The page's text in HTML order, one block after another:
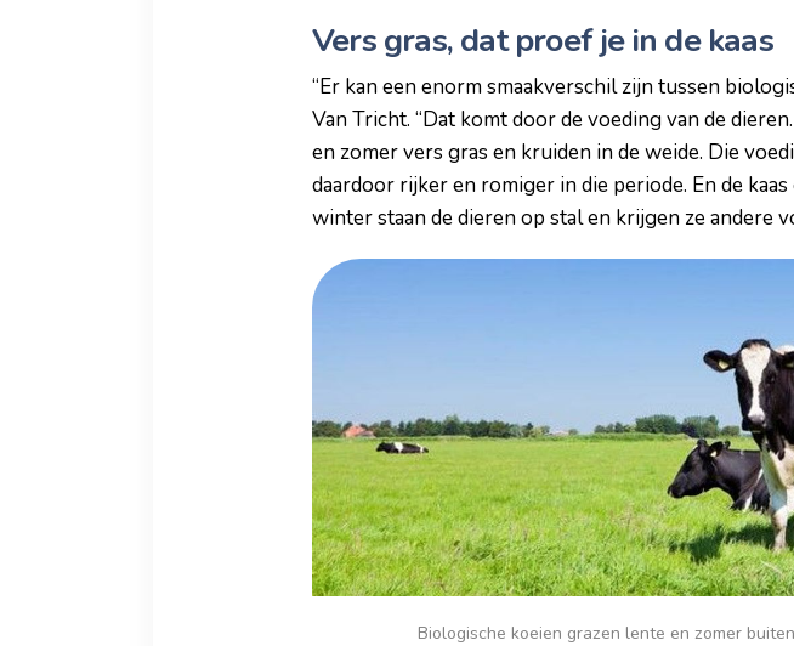
Vers gras, dat proef je in de kaas
“Er kan een enorm smaakverschil zijn tussen
Van Tricht. “Dat komt door de voeding van de
en zomer vers gras en kruiden in de weide. Die
daardoor rijker en romiger in die periode. En de
winter staan de dieren op stal en krijgen ze andere
Biologische koeien grazen lente en zomer